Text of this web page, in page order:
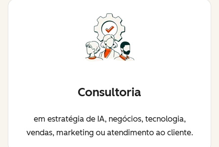
Consultoria
em estratégia de IA, negócios, tecnologia,
vendas, marketing ou atendimento ao cliente.